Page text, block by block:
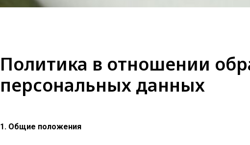
Политика в отношении
персональных данных
1. Общие положения